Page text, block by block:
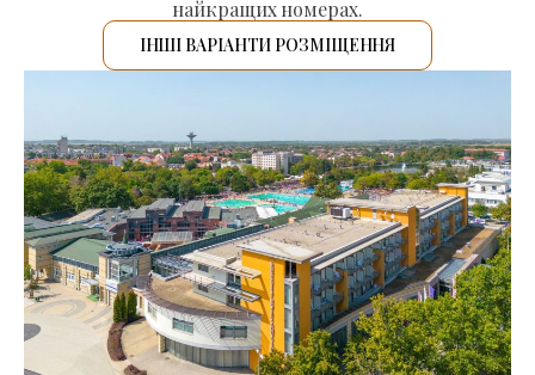
найкращих номерах.
ІНШІ ВАРІАНТИ РОЗМІЩЕННЯ